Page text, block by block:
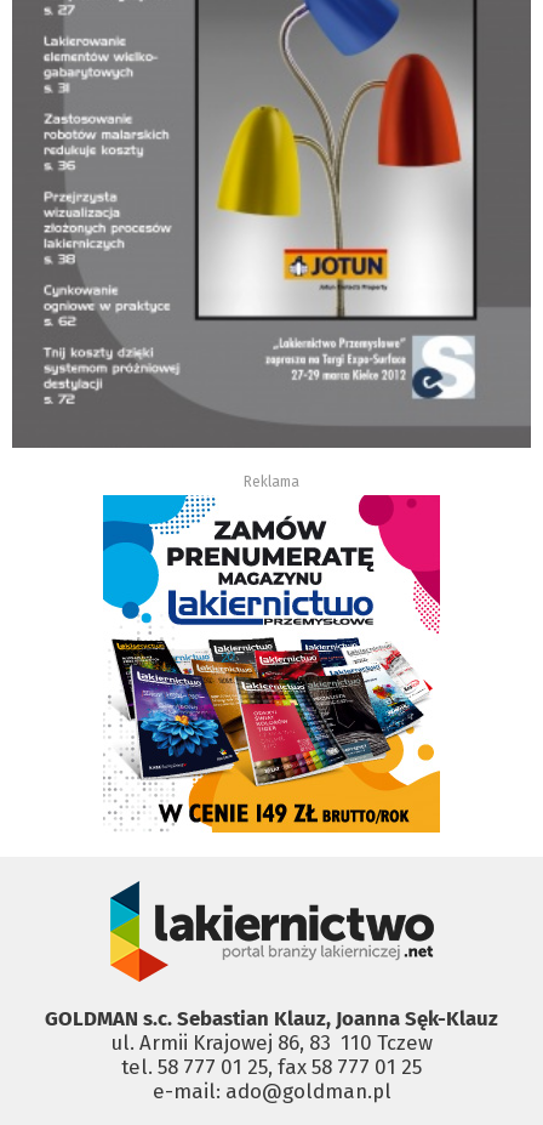
Reklama
GOLDMAN s.c. Sebastian Klauz, Joanna Sęk-Klauz
ul. Armii Krajowej 86, 83 ­ 110 Tczew
tel. 58 777 01 25, fax 58 777 01 25
e-mail: ado@goldman.pl